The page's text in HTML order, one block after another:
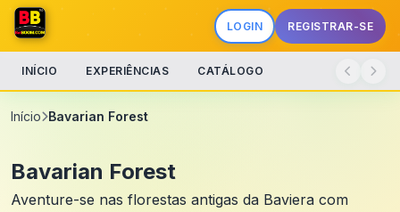
LOGIN REGISTRAR-SE
INÍCIO EXPERIÊNCIAS CATÁLOGO
Início Bavarian Forest
Bavarian Forest
Aventure-se nas florestas antigas da Baviera com